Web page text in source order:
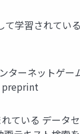
学習されて
ーネットゲー
preprint
いる データ